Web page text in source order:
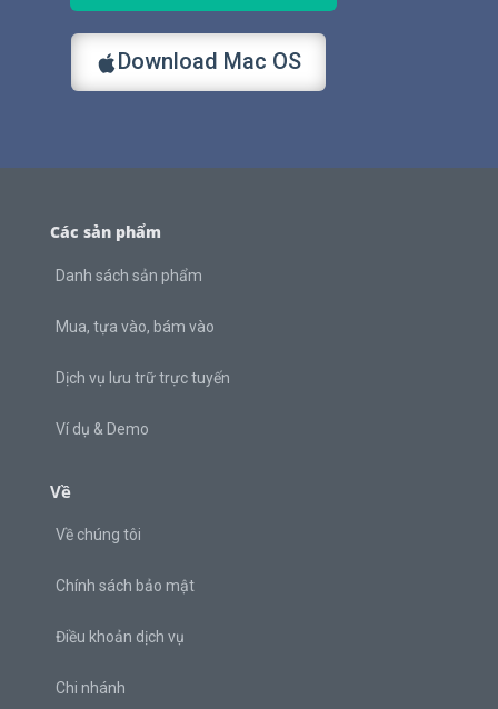
Download Mac OS
Các sản phẩm
Danh sách sản phẩm
Mua, tựa vào, bám vào
Dịch vụ lưu trữ trực tuyến
Ví dụ & Demo
Về
Về chúng tôi
Chính sách bảo mật
Điều khoản dịch vụ
Chi nhánh